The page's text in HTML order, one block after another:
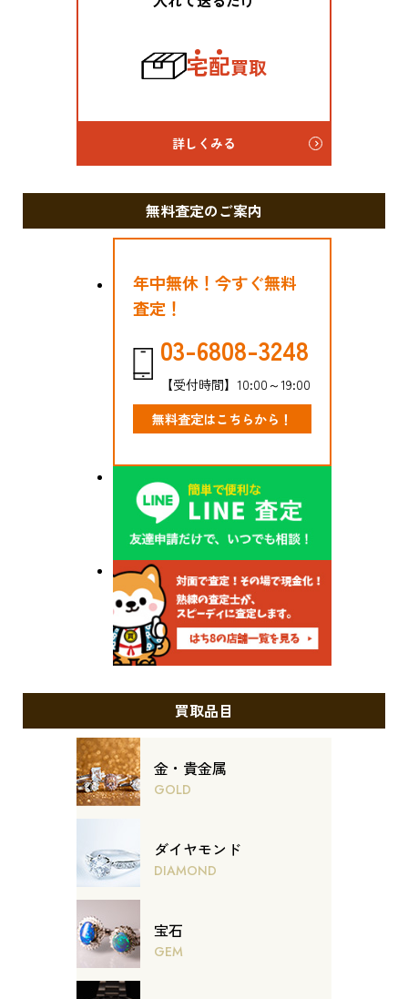
宅配買取
詳しくみる
無料査定のご案内
年中無休！今すぐ無料
査定！
03-6808-3248
【受付時間】10:00～19:00
無料査定はこちらから！
買取品目
金・貴金属
GOLD
ダイヤモンド
DIAMOND
宝石
GEM